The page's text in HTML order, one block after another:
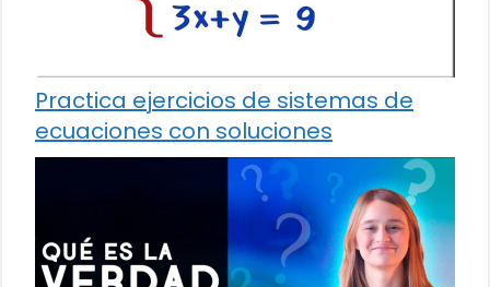
Practica ejercicios de sistemas de
ecuaciones con soluciones